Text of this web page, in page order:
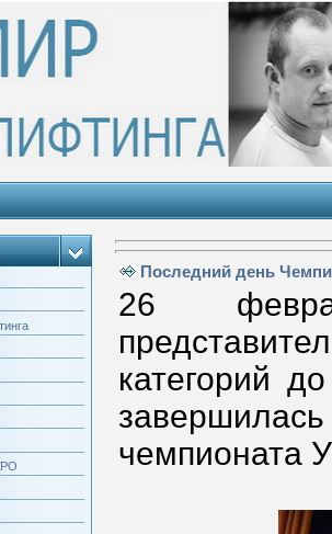
Последний день
26
категорий
чемпионата